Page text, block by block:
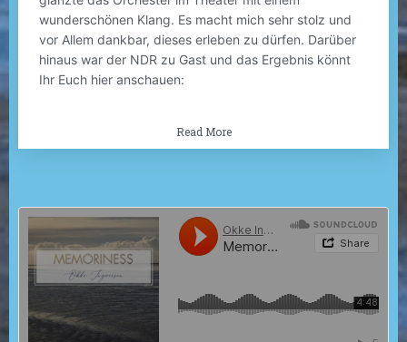
wunderschönen Klang. Es macht mich sehr stolz und
vor Allem dankbar, dieses erleben zu dürfen. Darüber
hinaus war der NDR zu Gast und das Ergebnis könnt
Ihr Euch hier anschauen:
Read More